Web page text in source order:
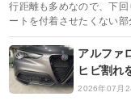
行距離も多めなので、下
ートを付着させたくない部
アルファ
ヒビ割れ
2026年07月